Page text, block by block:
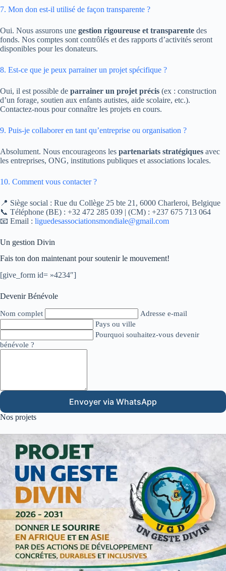
7. Mon don est-il utilisé de façon transparente ?
Oui. Nous assurons une gestion rigoureuse et transparente des
fonds. Nos comptes sont contrôlés et des rapports d’activités seront
disponibles pour les donateurs.
8. Est-ce que je peux parrainer un projet spécifique ?
Oui, il est possible de parrainer un projet précis (ex : construction
d’un forage, soutien aux enfants autistes, aide scolaire, etc.).
Contactez-nous pour connaître les projets en cours.
9. Puis-je collaborer en tant qu’entreprise ou organisation ?
Absolument. Nous encourageons les partenariats stratégiques avec
les entreprises, ONG, institutions publiques et associations locales.
10. Comment vous contacter ?
📍 Siège social : Rue du Collège 25 bte 21, 6000 Charleroi, Belgique
📞 Téléphone (BE) : +32 472 285 039 | (CM) : +237 675 713 064
📧 Email : liguedesassociationsmondiale@gmail.com
Un gestion Divin
Fais ton don maintenant pour soutenir le mouvement!
[give_form id= »4234″]
Devenir Bénévole
Nom complet
Adresse e-mail
Pays ou ville
Pourquoi souhaitez-vous devenir
bénévole ?
Envoyer via WhatsApp
Nos projets